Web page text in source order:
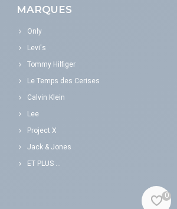
MARQUES
Only
Levi's
Tommy Hilfiger
Le Temps des Cerises
Calvin Klein
Lee
Project X
Jack & Jones
ET PLUS ...
0